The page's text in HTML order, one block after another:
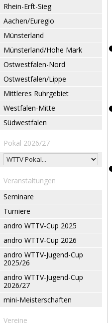
Rhein-Erft-Sieg
Aachen/Euregio
Münsterland
Münsterland/Hohe Mark
Ostwestfalen-Nord
Ostwestfalen/Lippe
Mittleres Ruhrgebiet
Westfalen-Mitte
Südwestfalen
Pokal 2026/27
Veranstaltungen
Seminare
Turniere
andro WTTV-Cup 2025
andro WTTV-Cup 2026
andro WTTV-Jugend-Cup
2025/26
andro WTTV-Jugend-Cup
2026/27
mini-Meisterschaften
Vereine